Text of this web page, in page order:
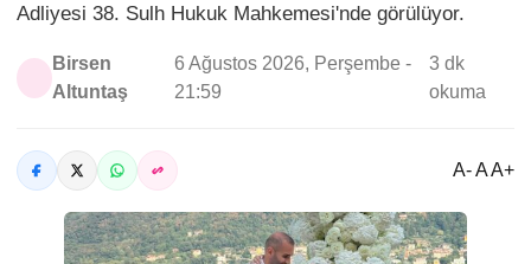
Adliyesi 38. Sulh Hukuk Mahkemesi'nde görülüyor.
Birsen
Altuntaş
6 Ağustos 2026, Perşembe -
21:59
3 dk
okuma
A- A A+